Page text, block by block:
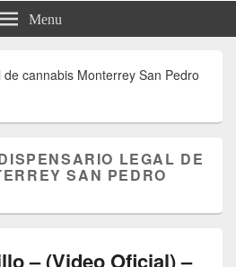
Menu
cannabis Monterrey San Pedro
LEGAL DE
SAN PEDRO
– (Video Oficial) –